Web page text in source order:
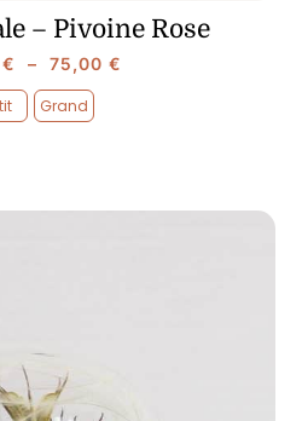
– Pivoine Rose
€ – 75,00 €
75,00 €
Grand